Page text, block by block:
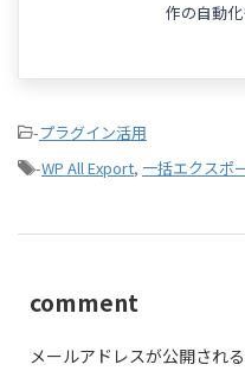
作の自動化
-プラグイン活用
-WP All Export, 一括エクスポ
comment
メールアドレスが公開され